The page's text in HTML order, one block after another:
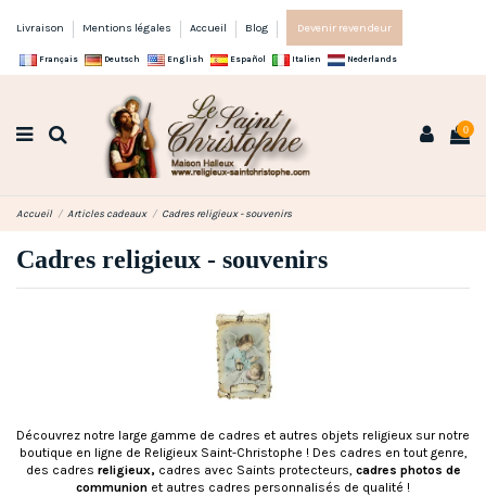
Livraison Mentions légales Accueil Blog Devenir revendeur
Français Deutsch English Español Italien Nederlands
0
Accueil Articles cadeaux Cadres religieux - souvenirs
Cadres religieux - souvenirs
Découvrez notre large gamme de cadres et autres objets religieux sur notre
boutique en ligne de Religieux Saint-Christophe ! Des cadres en tout genre,
des cadres religieux, cadres avec Saints protecteurs, cadres photos de
communion et autres cadres personnalisés de qualité !